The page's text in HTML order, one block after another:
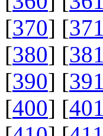
[370] [371
[380] [381
[390] [391
[400] [401